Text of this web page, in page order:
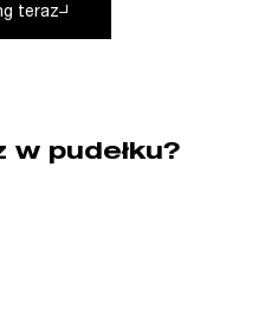
19P)
teraz
w pudełku?